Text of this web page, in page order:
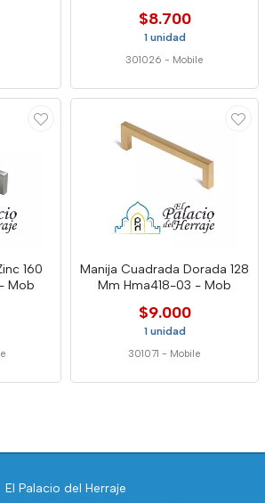
$8.700
1 unidad
301026 - Mobile
160
Mob
Manija Cuadrada Dorada 128
Mm Hma418-03 - Mob
$9.000
1 unidad
301071 - Mobile
El Palacio del Herraje